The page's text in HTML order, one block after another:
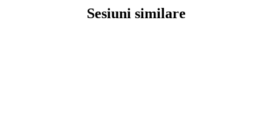
Sesiuni similare